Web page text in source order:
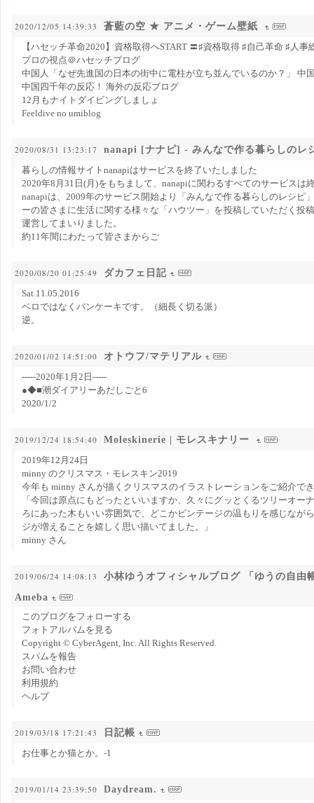
2020/12/05 14:39:33 蒼藍の空 ★ アニメ・ゲーム壁紙
【ハセッチ革命2020】資格取得へSTART 〓♯資格取得 ♯自己革命 ♯人
プロの視点＠ハセッチブログ
中国人「なぜ先進国の日本の街中に電柱が立ち並んでいるのか？」 中
中国四千年の反応！ 海外の反応ブログ
12月もナイトダイビングしましょ
Feeldive no umiblog
2020/08/31 13:23:17 nanapi [ナナピ] - みんなで作る暮らしのレ
暮らしの情報サイトnanapiはサービスを終了いたしました
2020年8月31日(月)をもちまして、nanapiに関わるすべてのサービスは
nanapiは、2009年のサービス開始より「みんなで作る暮らしのレシピ
ーの皆さまに生活に関する様々な「ハウツー」を投稿していただく投
運営してまいりました。
約11年間にわたって皆さまからご
2020/08/20 01:25:49 ダカフェ日記
Sat.11.05.2016
ベロではなくパンケーキです。（細長く切る派）
逆。
2020/01/02 14:51:00 オトウフ/マテリアル
-----2020年1月2日-----
●◆■潮ダイアリーあだしごと6
2020/1/2
2019/12/24 18:54:40 Moleskinerie | モレスキナリー
2019年12月24日
minny のクリスマス・モレスキン2019
今年も minny さんが描くクリスマスのイラストレーションをご紹介で
「今回は原点にもどったといいますか、久々にグッとくるツリーオー
ろにあった木もいい雰囲気で、どこかビンテージの温もりを感じなが
ジが増えることを嬉しく思い描いてました。」
minny さん
2019/06/24 14:08:13
小林ゆうオフィシャルブログ 「ゆうの自由
Ameba
このブログをフォローする
フォトアルバムを見る
Copyright © CyberAgent, Inc. All Rights Reserved.
スパムを報告
お問い合わせ
利用規約
ヘルプ
2019/03/18 17:21:43 日記帳
お仕事とか猫とか。-1
2019/01/14 23:39:50 Daydream.